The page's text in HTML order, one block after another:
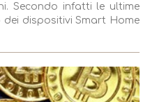
Secondo infatti le ultime
dei dispositivi Smart Home